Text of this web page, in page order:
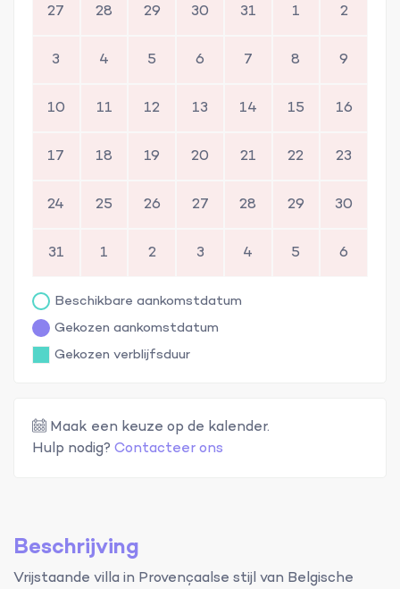
27 28 29 30 31 1 2
3 4 5 6 7 8 9
10 11 12 13 14 15 16
17 18 19 20 21 22 23
24 25 26 27 28 29 30
31 1 2 3 4 5 6
Beschikbare aankomstdatum
Gekozen aankomstdatum
Gekozen verblijfsduur
Maak een keuze op de kalender.
Hulp nodig? Contacteer ons
Beschrijving
Vrijstaande villa in Provençaalse stijl van Belgische